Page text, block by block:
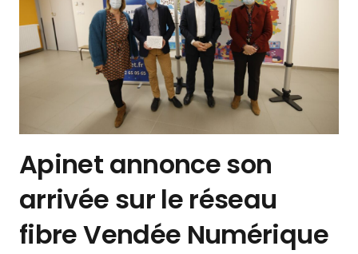
Apinet annonce son
arrivée sur le réseau
fibre Vendée Numérique